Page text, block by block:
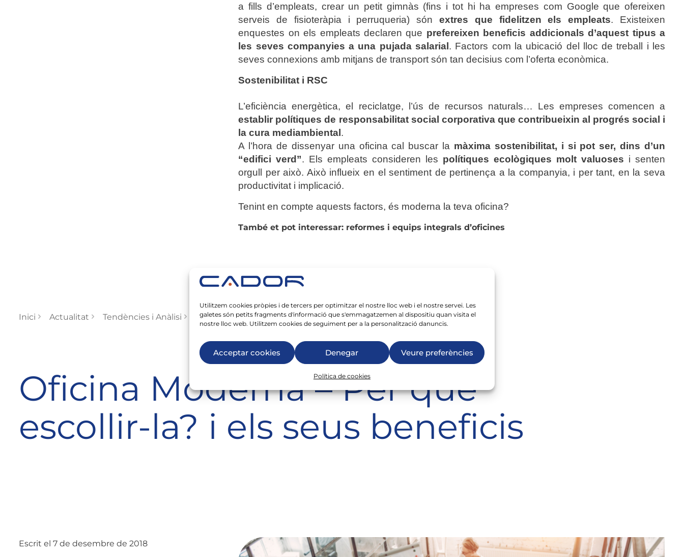
Utilitzem cookies pròpies i de tercers per optimitzar el nostre lloc web i el nostre servei. Les
galetes són petits fragments d'informació que s'emmagatzemen al dispositiu quan visita el
nostre lloc web. Utilitzem cookies de seguiment per a la personalització danuncis.
Acceptar cookies Denegar Veure preferències
Política de cookies
a fills d’empleats, crear un petit gimnàs (fins i tot hi ha empreses com Google que ofereixen
serveis de fisioteràpia i perruqueria) sónextres que fidelitzen els empleats. Existeixen
enquestes on els empleats declaren que prefereixen beneficis addicionals d’aquest tipus a
les seves companyies a una pujada salarial. Factors com la ubicació del lloc de treball i les
seves connexions amb mitjans de transport són tan decisius com l’oferta econòmica.
Sostenibilitat i RSC
L’eficiència energètica, el reciclatge, l’ús de recursos naturals… Les empreses comencen a
establir polítiques de responsabilitat social corporativa que contribueixin al progrés social i
la cura mediambiental.
A l’hora de dissenyar una oficina cal buscar la màxima sostenibilitat, i si pot ser, dins d’un
“edifici verd”. Els empleats consideren les polítiques ecològiques molt valuoses i senten
orgull per això. Això influeix en el sentiment de pertinença a la companyia, i per tant, en la seva
productivitat i implicació.
Tenint en compte aquests factors, és moderna la teva oficina?
També et pot interessar: reformes i equips integrals d’oficines
Inici Actualitat Tendències i Anàlisi Oficina Moderna – Per què escollir-la? i els seus beneficis
Oficina Moderna – Per què
escollir-la? i els seus beneficis
Escrit el 7 de desembre de 2018